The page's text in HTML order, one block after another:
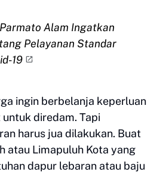
Alam Ingatkan
Pelayanan Standar
19
ingin berbelanja keperluan
diredam. Tapi
harus jua dilakukan. Buat
atau Limapuluh Kota yang
dapur lebaran atau baju